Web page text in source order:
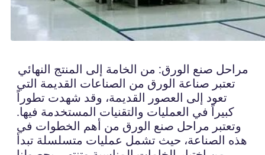
مراحل صنع الورق: من الخامة إلى المنتج النهائي
تعتبر صناعة الورق من الصناعات القديمة التي
تعود إلى العصور القديمة، وقد شهدت تطوراً
كبيراً في العمليات والتقنيات المستخدمة فيها.
وتعتبر مراحل صنع الورق من أهم الخطوات في
هذه الصناعة، حيث تشمل عمليات متسلسلة تبدأ